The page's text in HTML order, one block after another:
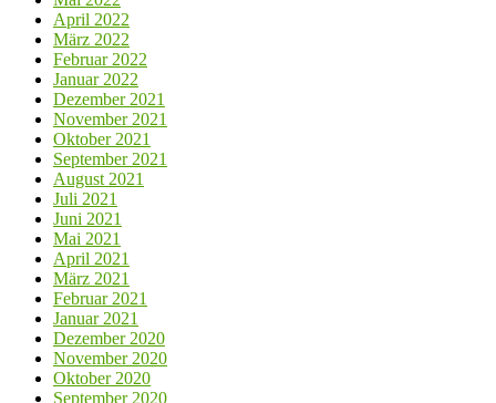
April 2022
März 2022
Februar 2022
Januar 2022
Dezember 2021
November 2021
Oktober 2021
September 2021
August 2021
Juli 2021
Juni 2021
Mai 2021
April 2021
März 2021
Februar 2021
Januar 2021
Dezember 2020
November 2020
Oktober 2020
September 2020